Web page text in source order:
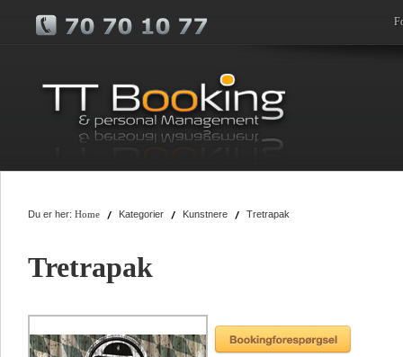
Du er her: Home Kategorier Kunstnere Tretrapak
Tretrapak